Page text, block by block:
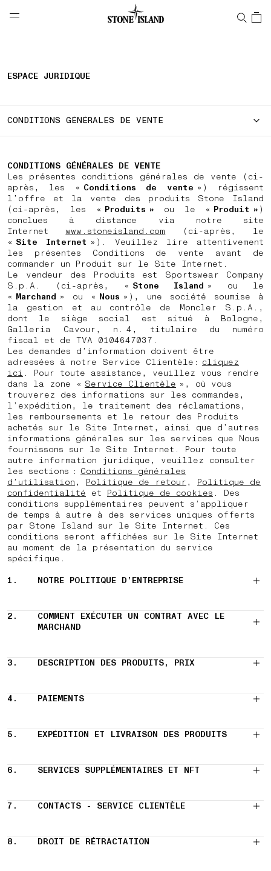
NAVIGATION.ARIA.GOTOMAINCONTENT
LABEL.SHOPPINGCOUNTRY BELGIQUE
ESPACE JURIDIQUE
CONDITIONS GÉNÉRALES DE VENTE
CONDITIONS GÉNÉRALES DE VENTE
Les présentes conditions générales de vente (ci-
après, les « Conditions de vente ») régissent
l’offre et la vente des produits Stone Island
(ci-après, les « Produits » ou le « Produit » )
conclues à distance via notre site
Internet
www.stoneisland.com (ci-après, le
« Site Internet »). Veuillez lire attentivement
les présentes Conditions de vente avant de
commander un Produit sur le Site Internet.
Le vendeur des Produits est Sportswear Company
S.p.A. (ci-après, « Stone Island » ou le
« Marchand » ou « Nous »), une société soumise à
la gestion et au contrôle de Moncler S.p.A.,
dont le siège social est situé à Bologne,
Galleria Cavour, n. 4, titulaire du numéro
fiscal et de TVA 0104647037.
Les demandes d’information doivent être
adressées à notre Service Clientèle: cliquez
ici . Pour toute assistance, veuillez vous rendre
dans la zone « Service Clientèle », où vous
trouverez des informations sur les commandes,
l’expédition, le traitement des réclamations,
les remboursements et le retour des Produits
achetés sur le Site Internet, ainsi que d’autres
informations générales sur les services que Nous
fournissons sur le Site Internet. Pour toute
autre information juridique, veuillez consulter
les sections : Conditions générales
d’utilisation , Politique de retour , Politique de
confidentialité et Politique de cookies . Des
conditions supplémentaires peuvent s’appliquer
de temps à autre à des services uniques offerts
par Stone Island sur le Site Internet. Ces
conditions seront affichées sur le Site Internet
au moment de la présentation du service
spécifique.
1.
NOTRE POLITIQUE D’ENTREPRISE
2.
COMMENT EXÉCUTER UN CONTRAT AVEC LE
MARCHAND
3. DESCRIPTION DES PRODUITS, PRIX
4. PAIEMENTS
5. EXPÉDITION ET LIVRAISON DES PRODUITS
6. SERVICES SUPPLÉMENTAIRES ET NFT
7. CONTACTS - SERVICE CLIENTÈLE
8. DROIT DE RÉTRACTATION